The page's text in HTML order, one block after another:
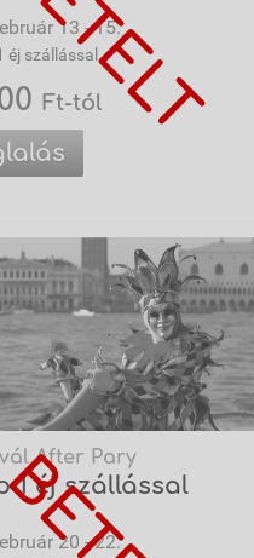
13 - 15.
éj szállással
Ft-tól
After Pary
1 éj szállással
20 - 22.